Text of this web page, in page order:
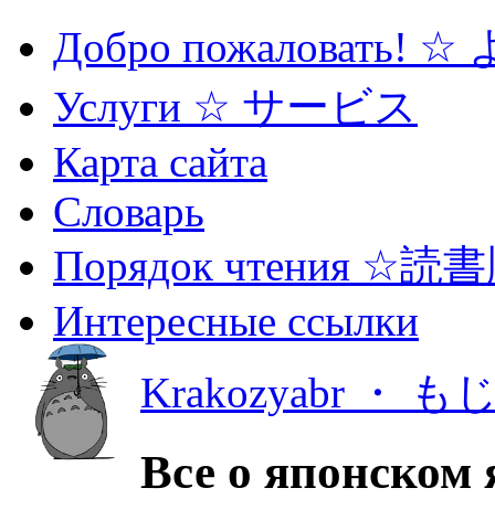
Добро пожаловать! ☆
Услуги ☆ サービス
Карта сайта
Словарь
Порядок чтения ☆読
Интересные ссылки
Krakozyabr ・ も
Все о японском